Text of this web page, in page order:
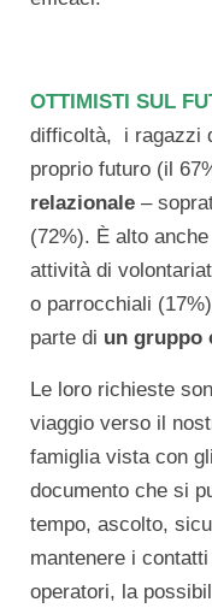
OTTIMISTI SUL
difficoltà, i ragazzi
proprio futuro (il
relazionale –
(72%). È alto
attività di
o parrocchiali
parte di un gruppo
Le loro richieste
viaggio verso il
famiglia vista con
documento che si
tempo, ascolto,
mantenere i
operatori, la